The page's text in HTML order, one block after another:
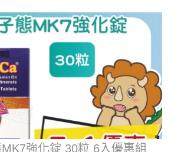
強化錠 30粒 6入優惠組